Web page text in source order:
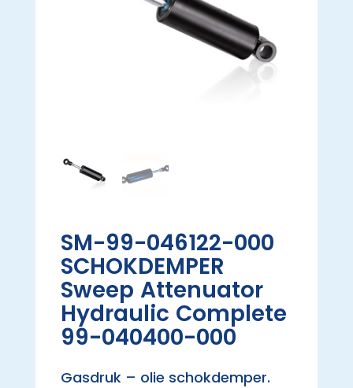
SM-99-046122-000
SCHOKDEMPER
Sweep Attenuator
Hydraulic Complete
99-040400-000
Gasdruk – olie schokdemper.